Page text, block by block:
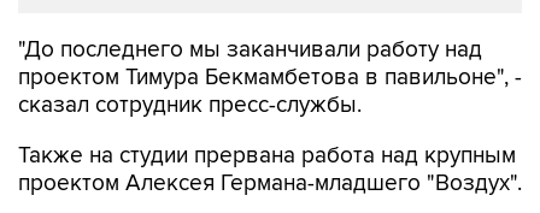
"До последнего мы заканчивали работу над
проектом Тимура Бекмамбетова в павильоне", -
сказал сотрудник пресс-службы.
Также на студии прервана работа над крупным
проектом Алексея Германа-младшего "Воздух".